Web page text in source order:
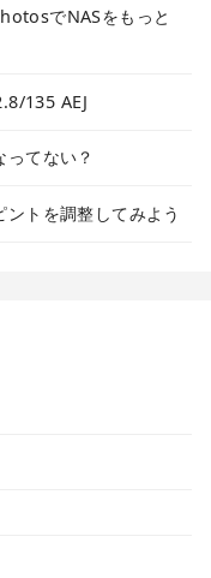
でNASをもっと
135 AEJ
てない？
トを調整してみよう